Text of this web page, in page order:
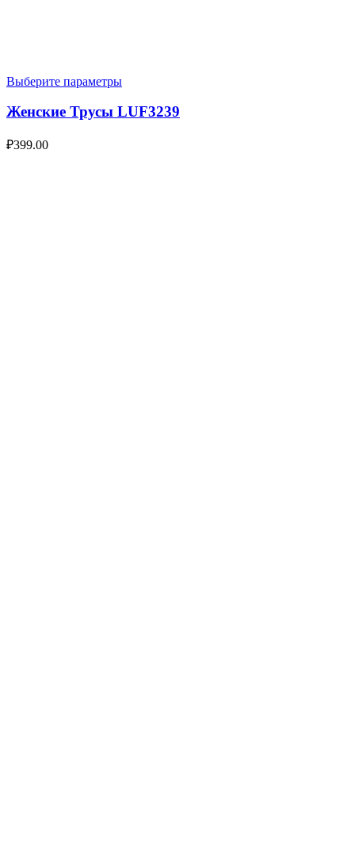
Выберите параметры
Женские Трусы LUF3239
₽399.00